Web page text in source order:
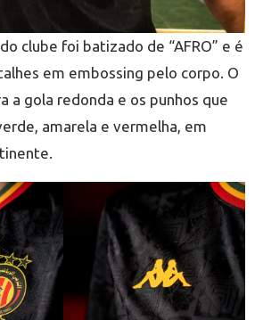
clube foi batizado de “AFRO” e é
em embossing pelo corpo. O
a gola redonda e os punhos que
amarela e vermelha, em